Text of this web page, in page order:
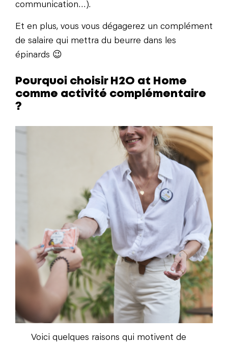
communication…).
Et en plus, vous vous dégagerez un complément
de salaire qui mettra du beurre dans les
épinards 😉
Pourquoi choisir H2O at Home
comme activité complémentaire
?
Voici quelques raisons qui motivent de